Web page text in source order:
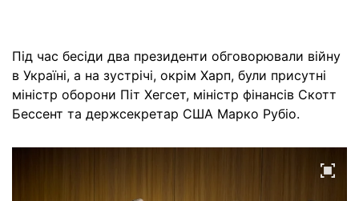
Під час бесіди два президенти обговорювали війну
в Україні, а на зустрічі, окрім Харп, були присутні
міністр оборони Піт Хегсет, міністр фінансів Скотт
Бессент та держсекретар США Марко Рубіо.